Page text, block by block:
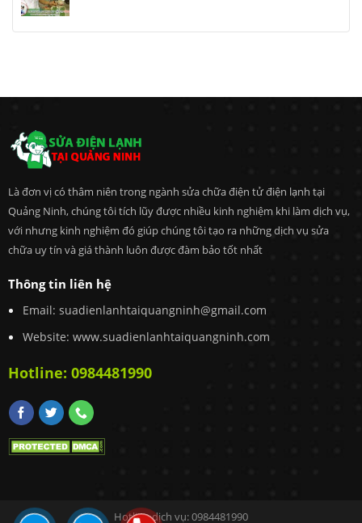
Là đơn vị có thâm niên trong ngành sửa chữa điện tử điện lạnh tại
Quảng Ninh, chúng tôi tích lũy được nhiều kinh nghiệm khi làm dịch vụ,
với nhưng kinh nghiệm đó giúp chúng tôi tạo ra những dịch vụ sửa
chữa uy tín và giá thành luôn được đàm bảo tốt nhất
Thông tin liên hệ
Email: suadienlanhtaiquangninh@gmail.com
Website: www.suadienlanhtaiquangninh.com
Hotline: 0984481990
Hotline dịch vụ:0984481990